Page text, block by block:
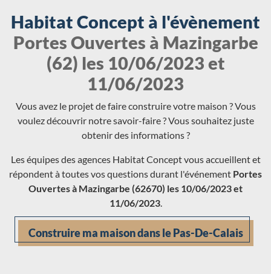
Habitat Concept à l'évènement
Portes Ouvertes à Mazingarbe
(62) les 10/06/2023 et
11/06/2023
Vous avez le projet de faire construire votre maison ? Vous
voulez découvrir notre savoir-faire ? Vous souhaitez juste
obtenir des informations ?
Les équipes des agences Habitat Concept vous accueillent et
répondent à toutes vos questions durant l'événement Portes
Ouvertes à Mazingarbe (62670) les 10/06/2023 et
11/06/2023.
Construire ma maison dans le Pas-De-Calais